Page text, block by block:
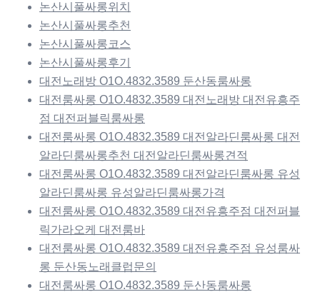
논산시풀싸롱위치
논산시풀싸롱추천
논산시풀싸롱코스
논산시풀싸롱후기
대전노래방 O1O.4832.3589 둔산동룸싸롱
대전룸싸롱 O1O.4832.3589 대전노래방 대전유흥주
점 대전퍼블릭룸싸롱
대전룸싸롱 O1O.4832.3589 대전알라딘룸싸롱 대전
알라딘룸싸롱추천 대전알라딘룸싸롱견적
대전룸싸롱 O1O.4832.3589 대전알라딘룸싸롱 유성
알라딘룸싸롱 유성알라딘룸싸롱가격
대전룸싸롱 O1O.4832.3589 대전유흥주점 대전퍼블
릭가라오케 대전룸바
대전룸싸롱 O1O.4832.3589 대전유흥주점 유성룸싸
롱 둔산동노래클럽문의
대전룸싸롱 O1O.4832.3589 둔산동룸싸롱